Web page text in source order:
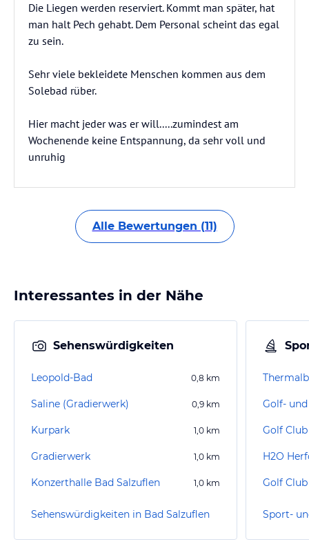
Die Liegen werden reserviert. Kommt man später, hat
man halt Pech gehabt. Dem Personal scheint das egal
zu sein.
Sehr viele bekleidete Menschen kommen aus dem
Solebad rüber.
Hier macht jeder was er will.....zumindest am
Wochenende keine Entspannung, da sehr voll und
unruhig
Alle Bewertungen (11)
Interessantes in der Nähe
Sehenswürdigkeiten
Leopold-Bad 0,8 km
Saline (Gradierwerk) 0,9 km
Kurpark 1,0 km
Gradierwerk 1,0 km
Konzerthalle Bad Salzuflen 1,0 km
Sehenswürdigkeiten in Bad Salzuflen
Golf Club
Golf